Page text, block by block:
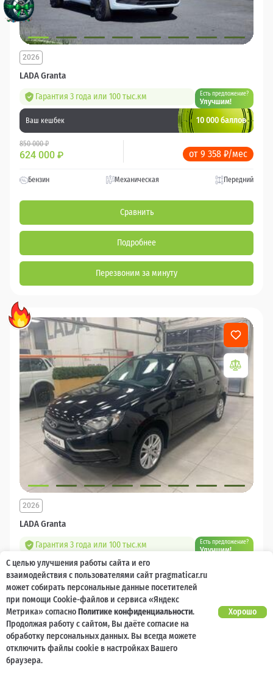
LADA Granta
2026
Гарантия 3 года или 100 тыс.км Есть предложение?
Улучшим!
Ваш кешбек 10 000 баллов
850 000 ₽
624 000 ₽ от 9 358 ₽/мес
Бензин Механическая Передний
Сравнить
Подробнее
Перезвоним за минуту
LADA Granta
2026
Гарантия 3 года или 100 тыс.км Есть предложение?
Улучшим!
Ваш кешбек
1 218 000 ₽
904 400₽
Бензин Механическая
С целью улучшения работы сайта и его
взаимодействия с пользователями сайт pragmaticar.ru
может собирать персональные данные посетителей
при помощи Cookie-файлов и сервиса «Яндекс
Метрика» согласноПолитике конфиденциальности.
Продолжая работу с сайтом, Вы даёте согласие на
обработку персональных данных. Вы всегда можете
отключить файлы cookie в настройках Вашего
браузера.
Хорошо